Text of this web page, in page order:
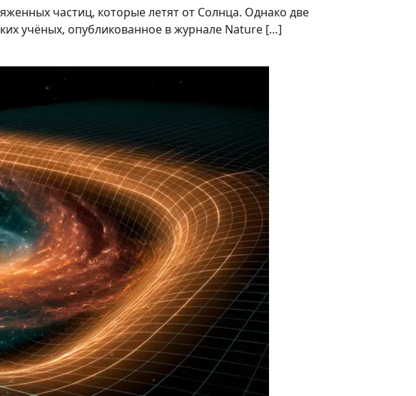
частиц, которые летят от Солнца. Однако две
учёных, опубликованное в журнале Nature […]